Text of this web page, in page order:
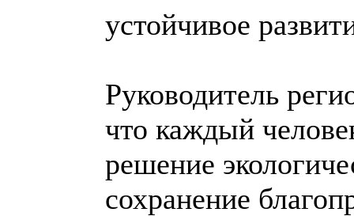
устойчивое
Руководитель
что каждый
решение
сохранение